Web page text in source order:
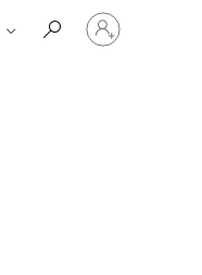
Prisijunkite
prie
paskyros